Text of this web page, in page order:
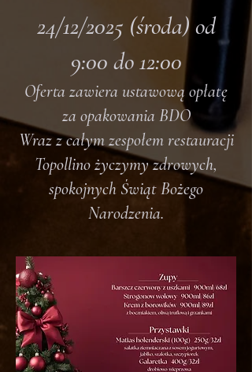
24/12/2025 (środa) od
9:00 do 12:00
Oferta zawiera ustawową opłatę
za opakowania BDO
Wraz z całym zespołem restauracji
Topollino życzymy zdrowych,
spokojnych Świąt Bożego
Narodzenia.